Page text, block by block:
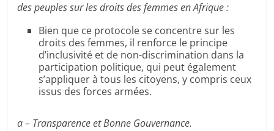
des peuples sur les droits des femmes en Afrique :
Bien que ce protocole se concentre sur les
droits des femmes, il renforce le principe
d’inclusivité et de non-discrimination dans la
participation politique, qui peut également
s’appliquer à tous les citoyens, y compris ceux
issus des forces armées.
a – Transparence et Bonne Gouvernance.